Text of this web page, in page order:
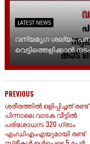
LATEST NEWS
വന്യമൃഗ ശല്യം:
വെട്ടിത്തെളിക്കാൻ
PREVIOUS
ശരീരത്തിൽ ഒളിപ്പിച്ചത്
പിന്നാലെ വാടക വീട്ടിൽ
പരിശോധന; 320 ഗ്രാം
എംഡിഎംഎയുമായി രണ്ട്